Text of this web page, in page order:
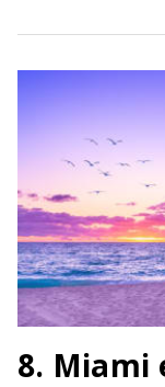
8. Miami